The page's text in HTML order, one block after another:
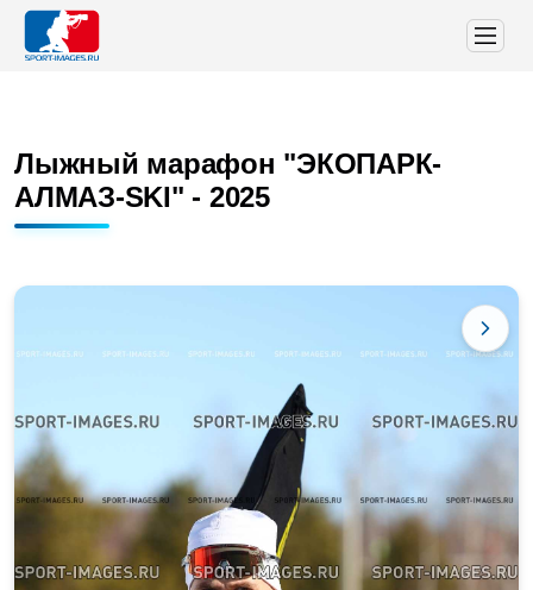
Лыжный марафон "ЭКОПАРК-
АЛМАЗ-SKI" - 2025